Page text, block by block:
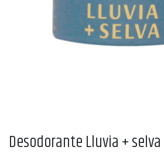
Desodorante Lluvia +